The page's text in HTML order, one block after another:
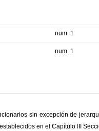
num. 1
num. 1
sin excepción de
en el Capítulo III